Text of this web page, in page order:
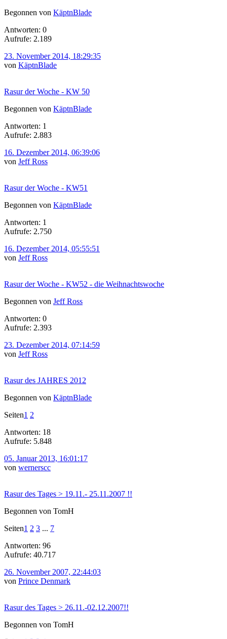
Begonnen von KäptnBlade
Antworten: 0
Aufrufe: 2.189
23. November 2014, 18:29:35
von KäptnBlade
Rasur der Woche - KW 50
Begonnen von KäptnBlade
Antworten: 1
Aufrufe: 2.883
16. Dezember 2014, 06:39:06
von Jeff Ross
Rasur der Woche - KW51
Begonnen von KäptnBlade
Antworten: 1
Aufrufe: 2.750
16. Dezember 2014, 05:55:51
von Jeff Ross
Rasur der Woche - KW52 - die Weihnachtswoche
Begonnen von Jeff Ross
Antworten: 0
Aufrufe: 2.393
23. Dezember 2014, 07:14:59
von Jeff Ross
Rasur des JAHRES 2012
Begonnen von KäptnBlade
Seiten1 2
Antworten: 18
Aufrufe: 5.848
05. Januar 2013, 16:01:17
von wernerscc
Rasur des Tages > 19.11.- 25.11.2007 !!
Begonnen von TomH
Seiten1 2 3 ... 7
Antworten: 96
Aufrufe: 40.717
26. November 2007, 22:44:03
von Prince Denmark
Rasur des Tages > 26.11.-02.12.2007!!
Begonnen von TomH